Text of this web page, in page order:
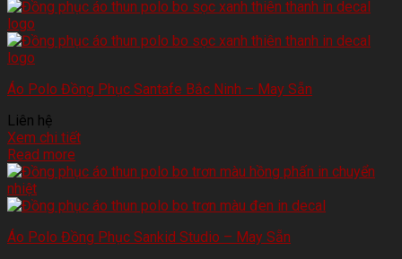
Áo Polo Đồng Phục Santafe Bắc Ninh – May Sẵn
Liên hệ
Xem chi tiết
Read more
Áo Polo Đồng Phục Sankid Studio – May Sẵn